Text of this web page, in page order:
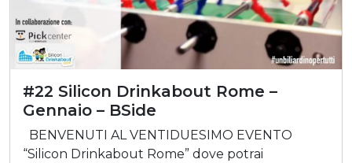
#22 Silicon Drinkabout Rome –
Gennaio – BSide
BENVENUTI AL VENTIDUESIMO EVENTO
“Silicon Drinkabout Rome” dove potrai